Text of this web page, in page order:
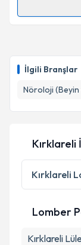
İlgili Branşlar
Nöroloji (Beyin
için bir
E-posta
Metni
Kırklareli
Kırklareli
Lomber
Kırklareli